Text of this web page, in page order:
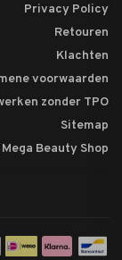
Privacy Policy
Retouren
Klachten
voorwaarden
zonder TPO
Sitemap
Beauty Shop